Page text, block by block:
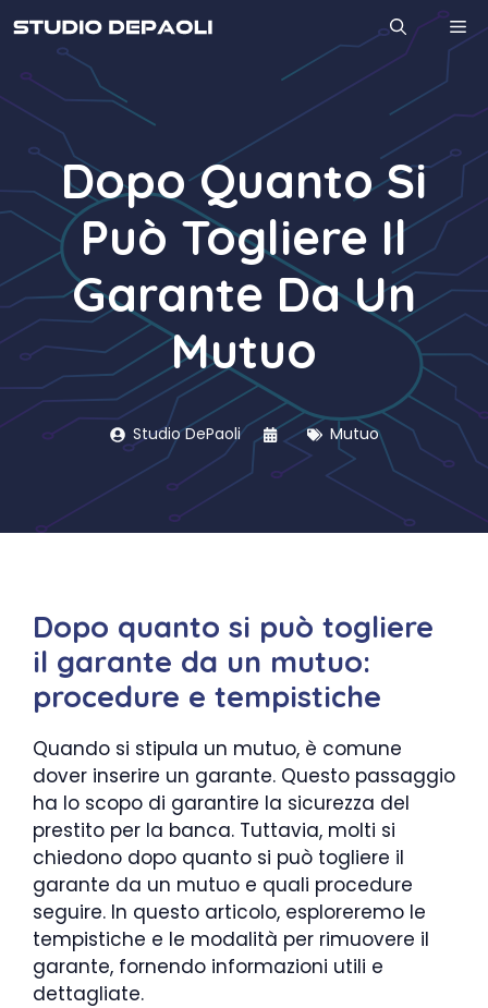
al
contenuto
Dopo Quanto Si
Può Togliere Il
Garante Da Un
Mutuo
Studio DePaoli Mutuo
Dopo quanto si può togliere
il garante da un mutuo:
procedure e tempistiche
Quando si stipula un mutuo, è comune
dover inserire un garante. Questo passaggio
ha lo scopo di garantire la sicurezza del
prestito per la banca. Tuttavia, molti si
chiedono dopo quanto si può togliere il
garante da un mutuo e quali procedure
seguire. In questo articolo, esploreremo le
tempistiche e le modalità per rimuovere il
garante, fornendo informazioni utili e
dettagliate.